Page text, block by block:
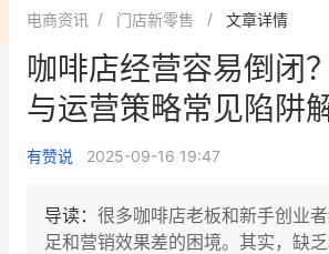
新零售大会 新零售茶会
增长产品指南
电商资讯 门店新零售 文章详情
咖啡店经营容易倒闭
与运营策略常见陷阱
有赞说 2025-09-16 19:47
导读： 很多咖啡店老板和新手创业
足和营销效果差的困境。其实，缺